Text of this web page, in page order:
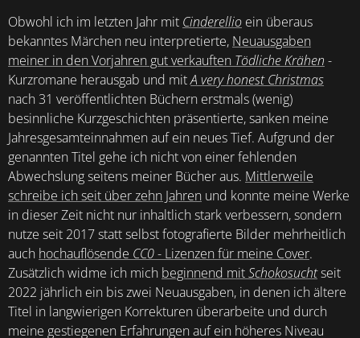
Obwohl ich im letzten Jahr mit Cinderellio ein überaus
bekanntes Märchen neu interpretierte, Neuausgaben
meiner in den Vorjahren gut verkauften Tödliche Krähen -
Kurzromane herausgab und mitA very honest Christmas
nach 31 veröffentlichten Büchern erstmals (wenig)
besinnliche Kurzgeschichten präsentierte, sanken meine
Jahresgesamteinnahmen auf ein neues Tief. Aufgrund der
genannten Titel gehe ich nicht von einer fehlenden
Abwechslung seitens meiner Bücher aus. Mittlerweile
schreibe ich seit über zehn Jahren und konnte meine Werke
in dieser Zeit nicht nur inhaltlich stark verbessern, sondern
nutze seit 2017 statt selbst fotografierte Bilder mehrheitlich
auch hochauflösende CC0- Lizenzen für meine Cover.
Zusätzlich widme ich mich beginnend mitSchokosuchtseit
2022 jährlich ein bis zwei Neuausgaben, in denen ich ältere
Titel in langwierigen Korrekturen überarbeite und durch
meine gestiegenen Erfahrungen auf ein höheres Niveau